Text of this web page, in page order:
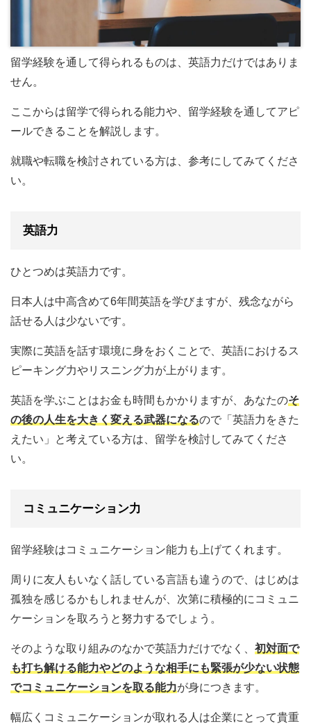
留学経験を通して得られるものは、英語力だけではありま
せん。
ここからは留学で得られる能力や、留学経験を通してアピ
ールできることを解説します。
就職や転職を検討されている方は、参考にしてみてくださ
い。
英語力
ひとつめは英語力です。
日本人は中高含めて6年間英語を学びますが、残念ながら
話せる人は少ないです。
実際に英語を話す環境に身をおくことで、英語におけるス
ピーキング力やリスニング力が上がります。
英語を学ぶことはお金も時間もかかりますが、あなたのそ
の後の人生を大きく変える武器になるので「英語力をきた
えたい」と考えている方は、留学を検討してみてくださ
い。
コミュニケーション力
留学経験はコミュニケーション能力も上げてくれます。
周りに友人もいなく話している言語も違うので、はじめは
孤独を感じるかもしれませんが、次第に積極的にコミュニ
ケーションを取ろうと努力するでしょう。
そのような取り組みのなかで英語力だけでなく、 初対面で
も打ち解ける能力やどのような相手にも緊張が少ない状態
でコミュニケーションを取る能力が身につきます。
幅広くコミュニケーションが取れる人は企業にとって貴重